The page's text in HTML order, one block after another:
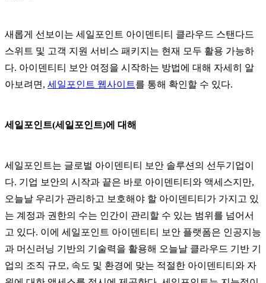
새롭게 선보이는 세일포인트 아이덴티티 클라우드 스탠다드
스위트 및 고객 지원 서비스 패키지는 현재 모두 활용 가능하
다. 아이덴티티 보안 여정을 시작하는 방법에 대해 자세히 알
아보려면, 세일포인트 웹사이트를 통해 확인할 수 있다.
세일포인트(세일포인트)에 대해
세일포인트는 글로벌 아이덴티티 보안 솔루션의 선두기업이
다. 기업 보안의 시작과 끝은 바로 아이덴티티와 액세스지만,
오늘날 우리가 관리하고 보호해야 할 아이덴티티가 가지고 있
는 계정과 권한의 수는 인간이 관리할 수 있는 범위를 넘어서
고 있다. 이에 세일포인트 아이덴티티 보안 플랫폼은 인공지능
과 머신러닝 기반의 기술력을 활용해 오늘날 클라우드 기반 기
업의 조직 규모, 속도 및 환경에 맞는 적절한 아이덴티티와 자